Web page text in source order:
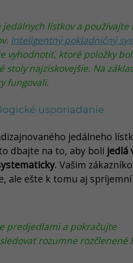
lístkov a používajte
Inteligentný pokladničný
vyhodnotiť, ktoré položky
najziskovejšie. Na
fungovali.
usporiadanie
jedálneho
dbajte na to, aby boli jedlá
. Vašim
ale ešte k tomu aj
predjedlami a pokračujte
rozumne rozčlenené